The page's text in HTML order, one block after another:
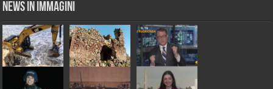
News in Immagini